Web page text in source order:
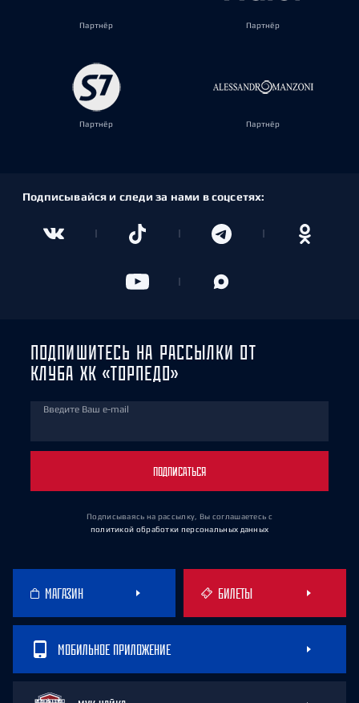
Партнёр Партнёр
Партнёр Партнёр
Подписывайся и следи за нами в соцсетях:
ПОДПИШИТЕСЬ НА РАССЫЛКИ ОТ
КЛУБА ХК «ТОРПЕДО»
Введите Ваш e-mail
ПОДПИСАТЬСЯ
Подписываясь на рассылку, Вы соглашаетесь с
политикой обработки персональных данных
МАГАЗИН БИЛЕТЫ
МОБИЛЬНОЕ ПРИЛОЖЕНИЕ